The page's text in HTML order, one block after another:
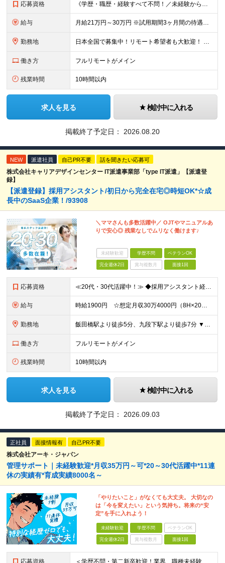
応募資格 《学歴・職歴・経験すべて不問！／未経験からのチャレンジ大歓迎◎》 ▼こんな気持ち、ひとつでも当てはまる方はぜひ！ □ なにか、人生を変えるきっかけがほしい □ 立ち仕事に疲れて、そろそろ座り仕事がい
給与 月給21万円～30万円 ※試用期間3ヶ月間の待遇に変動はありません。 ※みなし残業代(月20時間分29,725円～)を含む。（※超過分は追加支給）
勤務地 日本全国で募集中！リモート希望者も大歓迎！ ※クライアントオフィスへの出勤が必要な場合は、 「東京オフィス」または「首都圏・関西圏」になります ※勤務地の選択はご希望を考慮し、転居を伴う転勤はありま
働き方 フルリモートがメイン
残業時間 10時間以内
求人を見る 検討中に入れる
掲載終了予定日： 2026.08.20
NEW 派遣社員 自己PR不要 話を聞きたい応募可
株式会社キャリアデザインセンター IT派遣事業部「type IT派遣」【派遣登
録】
【派遣登録】採用アシスタント/初日から完全在宅◎時短OK*☆成
長中のSaaS企業！/93908
＼ママさんも多数活躍中／ OJTやマニュアルあ
りで安心◎ 残業なしでムリなく働けます♪
未経験歓迎 学歴不問 ベテランOK
完全週休2日 賞与複数月 面接1回
応募資格 ≪20代・30代活躍中！≫ ◆採用アシスタント経験または営業事務経験 ◆リモート勤務経験 ※ブランクがある方やこれまでのご経験に自信がない方も、まずはお気軽にご応募ください！ ※ご経歴をなるべく詳細
給与 時給1900円 ☆想定月収30万4000円（8H×20日） ※交通費全額支給 ※在宅日数に応じて、在宅勤務手当あり
勤務地 飯田橋駅より徒歩5分、九段下駅より徒歩7分 ▼服装：私服 ▼働き方：在宅勤務 ※初日からリモート勤務可能 ▼受動喫煙対策：屋内禁煙
働き方 フルリモートがメイン
残業時間 10時間以内
求人を見る 検討中に入れる
掲載終了予定日： 2026.09.03
正社員 面接情報有 自己PR不要
株式会社アーキ・ジャパン
管理サポート｜未経験歓迎*月収35万円～可*20～30代活躍中*11連
休の実績有*育成実績8000名～
「やりたいこと」がなくても大丈夫。 大切なの
は「今を変えたい」という気持ち。将来の“安
定”を手に入れよう！
未経験歓迎 学歴不問 ベテランOK
完全週休2日 賞与複数月 面接1回
応募資格